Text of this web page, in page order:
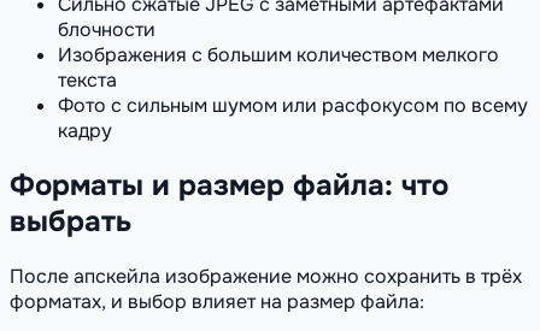
блочности
Изображения с большим количеством мелкого
текста
Фото с сильным шумом или расфокусом по всему
кадру
Форматы и размер файла: что
выбрать
После апскейла изображение можно сохранить в трёх
форматах, и выбор влияет на размер файла: